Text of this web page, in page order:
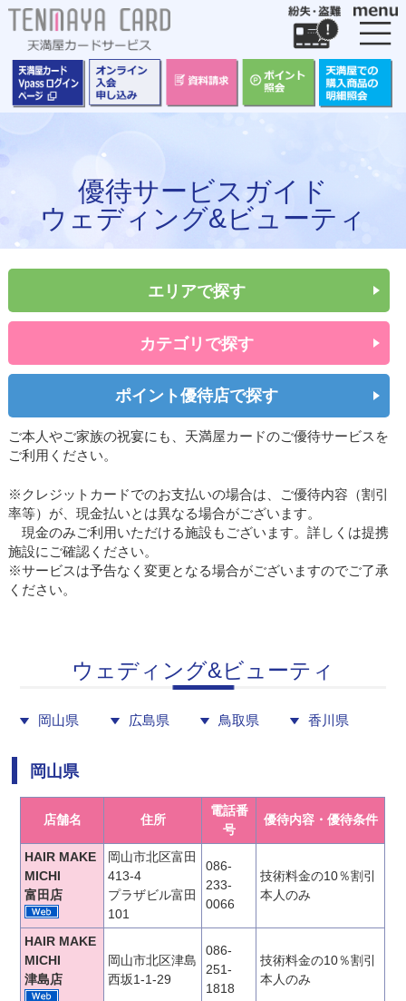
カードをつくる
カードをつかう
保険にはいる
お客様サポート
優待サービスガイド
ウェディング&ビューティ
エリアで探す
カテゴリで探す
ポイント優待店で探す
ご本人やご家族の祝宴にも、天満屋カードのご優待サービスを
ご利用ください。
※クレジットカードでのお支払いの場合は、ご優待内容（割引
率等）が、現金払いとは異なる場合がございます。
現金のみご利用いただける施設もございます。詳しくは提携
施設にご確認ください。
※サービスは予告なく変更となる場合がございますのでご了承
ください。
ウェディング&ビューティ
岡山県 広島県 鳥取県 香川県
岡山県
店舗名 住所
電話番
号
優待内容・優待条件
HAIR MAKE
MICHI
富田店
岡山市北区富田
413-4
プラザビル富田
101
086-
233-
0066
技術料金の10％割引
本人のみ
HAIR MAKE
MICHI
津島店
岡山市北区津島
西坂1-1-29
086-
251-
1818
技術料金の10％割引
本人のみ